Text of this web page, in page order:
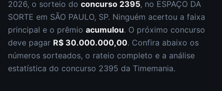
2026, o sorteio do concurso 2395, no ESPAÇO DA
SORTE em SÃO PAULO, SP. Ninguém acertou a faixa
principal e o prêmio acumulou. O próximo concurso
deve pagar R$ 30.000.000,00. Confira abaixo os
números sorteados, o rateio completo e a análise
estatística do concurso 2395 da Timemania.